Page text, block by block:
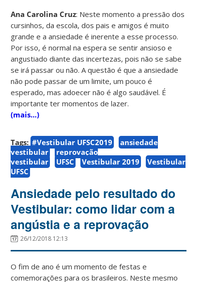
Ana Carolina Cruz: Neste momento a pressão dos
cursinhos, da escola, dos pais e amigos é muito
grande e a ansiedade é inerente a esse processo.
Por isso, é normal na espera se sentir ansioso e
angustiado diante das incertezas, pois não se sabe
se irá passar ou não. A questão é que a ansiedade
não pode passar de um limite, um pouco é
esperado, mas adoecer não é algo saudável. É
importante ter momentos de lazer.
(mais…)
Tags: #Vestibular UFSC2019
ansiedade
vestibular
reprovação
vestibular
UFSC Vestibular 2019
Vestibular
UFSC
Ansiedade pelo resultado do
Vestibular: como lidar com a
angústia e a reprovação
26/12/2018 12:13
O fim de ano é um momento de festas e
comemorações para os brasileiros. Neste mesmo